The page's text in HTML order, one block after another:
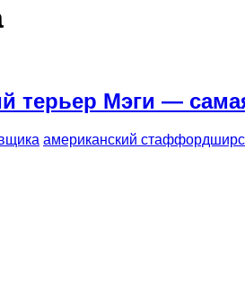
терьер Мэги —
американский